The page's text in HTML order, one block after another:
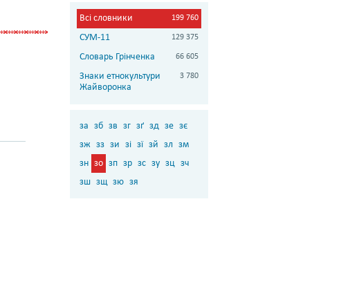
Всі словники 199 760
СУМ-11 129 375
Словарь Грінченка 66 605
Знаки етнокультури
Жайворонка
3 780
за зб зв зг зґ зд зе зє
зж зз зи зі зї зй зл зм
зн зо зп зр зс зу зц зч
зш зщ зю зя